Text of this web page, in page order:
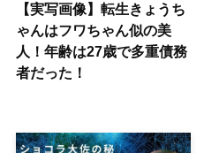
【実写画像】転生きょうち
ゃんはフワちゃん似の美
人！年齢は27歳で多重債務
者だった！